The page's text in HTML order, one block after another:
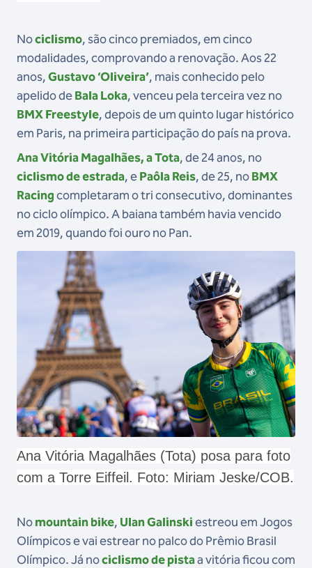
Nociclismo, são cinco premiados, em cinco
modalidades, comprovando a renovação. Aos 22
anos,Gustavo ‘Oliveira’, mais conhecido pelo
apelido deBala Loka, venceu pela terceira vez no
BMX Freestyle, depois de um quinto lugar histórico
em Paris, na primeira participação do país na prova.
Ana Vitória Magalhães, a Tota, de 24 anos, no
ciclismo de estrada, ePaôla Reis, de 25, noBMX
Racingcompletaram o tri consecutivo, dominantes
no ciclo olímpico. A baiana também havia vencido
em 2019, quando foi ouro no Pan.
Ana Vitória Magalhães (Tota) posa para foto
com a Torre Eiffeil. Foto: Miriam Jeske/COB.
Nomountain bike, Ulan Galinskiestreou em Jogos
Olímpicos e vai estrear no palco do Prêmio Brasil
Olímpico. Já nociclismo de pistaa vitória ficou com